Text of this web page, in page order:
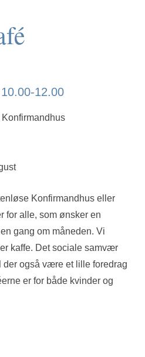
12.00
Konfirmandhus eller
for alle, som ønsker en
gang om måneden. Vi
kaffe. Det sociale samvær
også være et lille foredrag
er for både kvinder og